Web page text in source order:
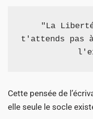
"La
t'attends pas
Cette pensée de
elle seule le socle